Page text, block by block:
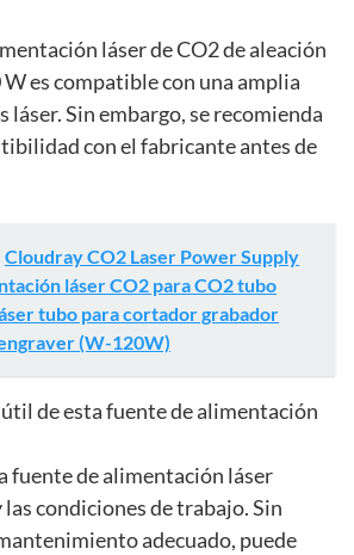
láser de CO2 de aleación
es compatible con una amplia
láser. Sin embargo, se recomienda
con el fabricante antes de
Cloudray CO2 Laser Power Supply
láser CO2 para CO2 tubo
tubo para cortador grabador
(W-120W)
útil de esta fuente de alimentación
fuente de alimentación láser
las condiciones de trabajo. Sin
adecuado, puede